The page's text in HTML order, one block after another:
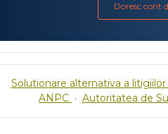
Doresc cont
Solutionare alternativa a litigiilor
ANPC · Autoritatea de